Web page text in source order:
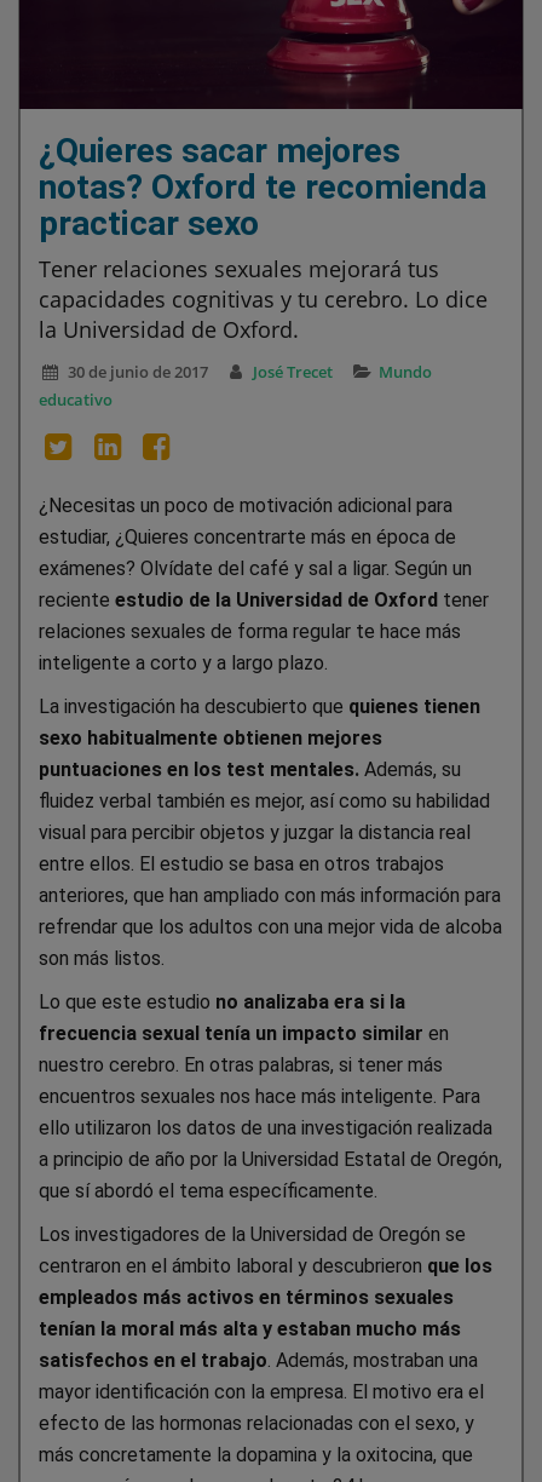
¿Quieres sacar mejores
notas? Oxford te recomienda
practicar sexo
Tener relaciones sexuales mejorará tus
capacidades cognitivas y tu cerebro. Lo dice
la Universidad de Oxford.
30 de junio de 2017 José Trecet
Mundo
educativo
¿Necesitas un poco de motivación adicional para
estudiar, ¿Quieres concentrarte más en época de
exámenes? Olvídate del café y sal a ligar. Según un
reciente estudio de la Universidad de Oxford tener
relaciones sexuales de forma regular te hace más
inteligente a corto y a largo plazo.
La investigación ha descubierto que quienes tienen
sexo habitualmente obtienen mejores
puntuaciones en los test mentales. Además, su
fluidez verbal también es mejor, así como su habilidad
visual para percibir objetos y juzgar la distancia real
entre ellos. El estudio se basa en otros trabajos
anteriores, que han ampliado con más información para
refrendar que los adultos con una mejor vida de alcoba
son más listos.
Lo que este estudio no analizaba era si la
frecuencia sexual tenía un impacto similar en
nuestro cerebro. En otras palabras, si tener más
encuentros sexuales nos hace más inteligente. Para
ello utilizaron los datos de una investigación realizada
a principio de año por la Universidad Estatal de Oregón,
que sí abordó el tema específicamente.
Los investigadores de la Universidad de Oregón se
centraron en el ámbito laboral y descubrieron que los
empleados más activos en términos sexuales
tenían la moral más alta y estaban mucho más
satisfechos en el trabajo . Además, mostraban una
mayor identificación con la empresa. El motivo era el
efecto de las hormonas relacionadas con el sexo, y
más concretamente la dopamina y la oxitocina, que